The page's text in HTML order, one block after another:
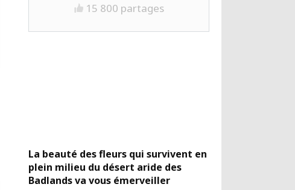
15 800 partages
La beauté des fleurs qui survivent en
plein milieu du désert aride des
Badlands va vous émerveiller